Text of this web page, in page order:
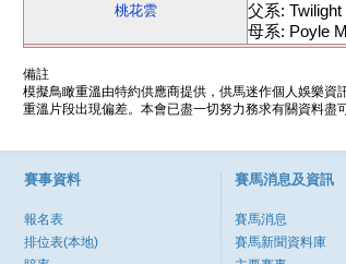
桃花雲
父系: Twilight
母系: Poyle
備註
模擬鳥瞰重溫由特約供應商提供，供馬迷作個人娛樂
重溫片段出現偏差。本會已盡一切努力務求有關資料盡
賽事資料
報名表
排位表(本地)
賽馬消息及資訊
賽馬消息
賽馬新聞資料庫